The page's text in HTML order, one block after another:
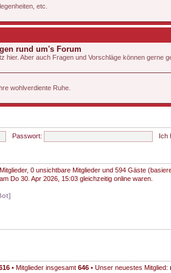
etc.
rund um's Forum
hier. Aber auch Fragen und Vorschläge können gerne
wohlverdiente Ruhe.
Passwort: Ich
0 unsichtbare Mitglieder und 594 Gäste
Do 30. Apr 2026, 15:03 gleichzeitig online waren.
• Mitglieder insgesamt 646 • Unser neuestes Mitglied: